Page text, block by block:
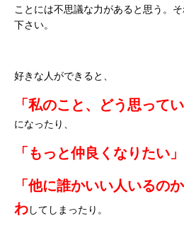
ことには不思議な力があると思う。
下さい。
好きな人ができると、
「私のこと、どう思って
になったり、
「もっと仲良くなりたい」
「他に誰かいい人いるの
わしてしまったり。